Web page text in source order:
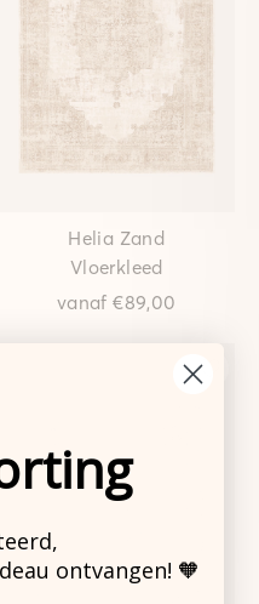
Helia Zand
Vloerkleed
vanaf€89,00
ontvangen! 🧡